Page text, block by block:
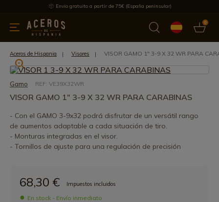
Envío gratuito a partir de 75€ (España peninsular)
0
menaje Ofertas Ultimas novedades Los más vendidos
Aceros de Hispania Visores VISOR GAMO 1" 3-9 X 32 WR PARA
Gamo REF: VE39X32WR
VISOR GAMO 1" 3-9 X 32 WR PARA CARABINAS
- Con el GAMO 3-9x32 podrá disfrutar de un versátil rango
de aumentos adaptable a cada situación de tiro.
- Monturas integradas en el visor.
- Tornillos de ajuste para una regulación de precisión
68,30 € Impuestos incluidos
En stock - Envío inmediato